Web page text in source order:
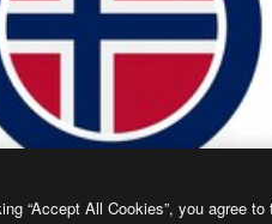
“Accept All Cookies”, you agree